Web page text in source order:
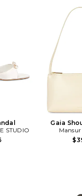
STUDIO
Gaia